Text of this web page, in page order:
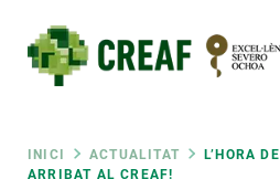
contingut
INICI ACTUALITAT
L’HORA
ARRIBAT AL CREAF!
RRSS